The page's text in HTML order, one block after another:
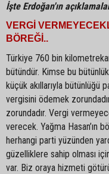
İşte Erdoğan'ın
VERGİ
BÖREĞİ..
Türkiye 760 bin
bütündür. Kimse bu
küçük akıllarıyla
vergisini ödemek
zorundadır. Vergi
verecek. Yağma Hasan’ın
herhangi parti yüzünden
güzelliklere sahip olması
var. Biz oraya hizmeti